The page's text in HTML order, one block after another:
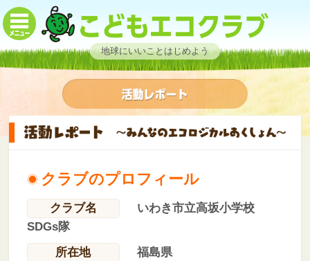
地球にいいことはじめよう
クラブのプロフィール
クラブ名
いわき市立高坂小学校
SDGs隊
所在地
福島県